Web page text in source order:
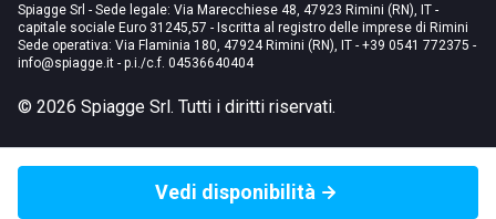
Spiagge Srl - Sede legale: Via Marecchiese 48, 47923 Rimini (RN), IT -
capitale sociale Euro 31245,57 - Iscritta al registro delle imprese di Rimini
Sede operativa: Via Flaminia 180, 47924 Rimini (RN), IT - +39 0541 772375 -
info@spiagge.it - p.i./c.f. 04536640404
© 2026 Spiagge Srl. Tutti i diritti riservati.
Vedi disponibilità